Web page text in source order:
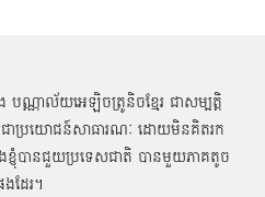
ណ្ណាល័យអេឡិចត្រូនិចខ្មែរ ជាសម្បតិ្ត
ើជាប្រយោជន៍សាធារណៈ ដោយមិនគិតរក
ខ្ញុំបានជួយប្រទេសជាតិ បានមួយភាគតូច
ងដែរ។